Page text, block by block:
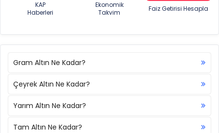
KAP
Haberleri
Ekonomik
Takvim
Faiz Getirisi Hesapla
Gram Altın Ne Kadar?
Çeyrek Altın Ne Kadar?
Yarım Altın Ne Kadar?
Tam Altın Ne Kadar?